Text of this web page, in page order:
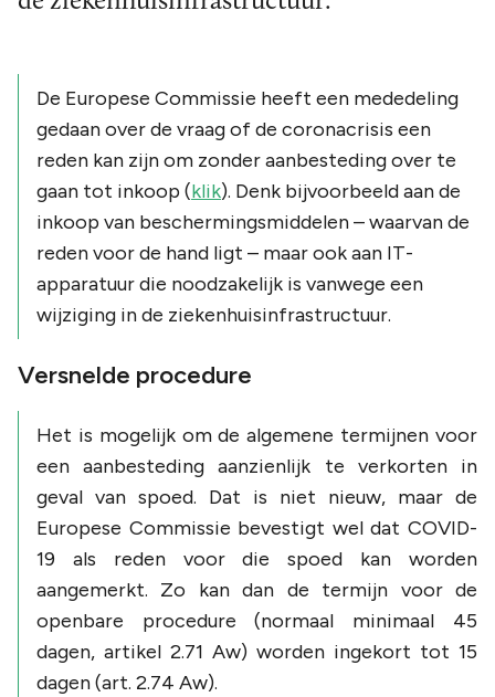
De Europese Commissie heeft een mededeling
gedaan over de vraag of de coronacrisis een
reden kan zijn om zonder aanbesteding over te
gaan tot inkoop (klik). Denk bijvoorbeeld aan de
inkoop van beschermingsmiddelen – waarvan de
reden voor de hand ligt – maar ook aan IT-
apparatuur die noodzakelijk is vanwege een
wijziging in de ziekenhuisinfrastructuur.
Versnelde procedure
Het is mogelijk om de algemene termijnen voor
een aanbesteding aanzienlijk te verkorten in
geval van spoed. Dat is niet nieuw, maar de
Europese Commissie bevestigt wel dat COVID-
19 als reden voor die spoed kan worden
aangemerkt. Zo kan dan de termijn voor de
openbare procedure (normaal minimaal 45
dagen, artikel 2.71 Aw) worden ingekort tot 15
dagen (art. 2.74 Aw).